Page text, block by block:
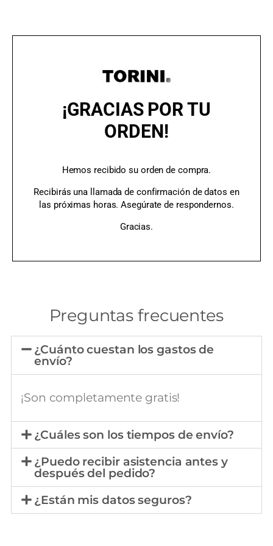
¡GRACIAS POR TU
ORDEN!
Hemos recibido su orden de compra.
Recibirás una llamada de confirmación de datos en
las próximas horas. Asegúrate de respondernos.
Gracias.
Preguntas frecuentes
¿Cuánto cuestan los gastos de
envío?
¡Son completamente gratis!
¿Cuáles son los tiempos de envío?
¿Puedo recibir asistencia antes y
después del pedido?
¿Están mis datos seguros?